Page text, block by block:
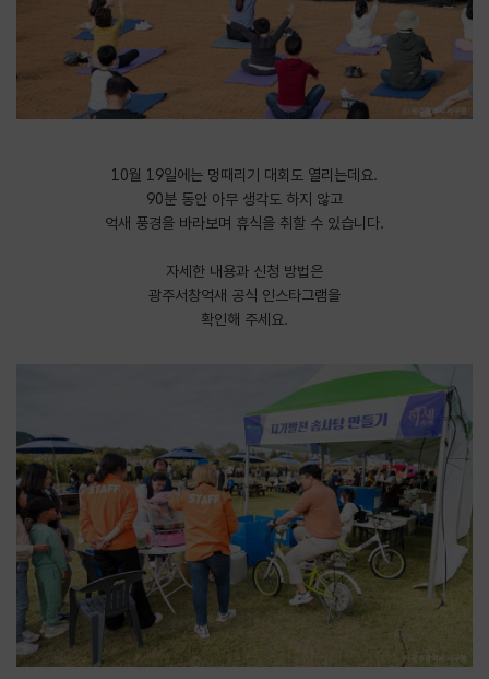
10월 19일에는 멍때리기 대회도 열리는데요.
90분 동안 아무 생각도 하지 않고
억새 풍경을 바라보며 휴식을 취할 수 있습니다.
자세한 내용과 신청 방법은
광주서창억새 공식 인스타그램을
확인해 주세요.